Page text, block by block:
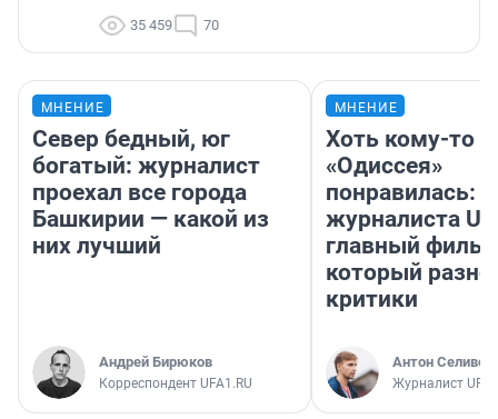
35 459 70
МНЕНИЕ
Север бедный, юг
богатый: журналист
проехал все города
Башкирии — какой из
них лучший
Андрей Бирюков
Корреспондент UFA1.RU
МНЕНИЕ
Хоть кому-то
«Одиссея»
понравилась:
журналиста
главный
который
критики
Антон
Журналист